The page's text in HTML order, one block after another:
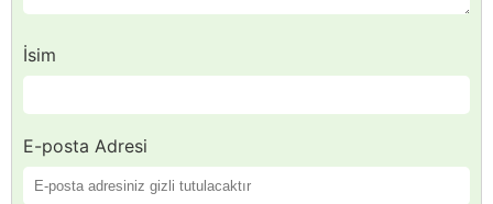
İsim
E-posta Adresi